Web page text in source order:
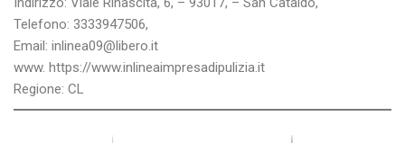
Telefono: 3333947506,
Email: inlinea09@libero.it
www. https://www.inlineaimpresadipulizia.it
Regione: CL